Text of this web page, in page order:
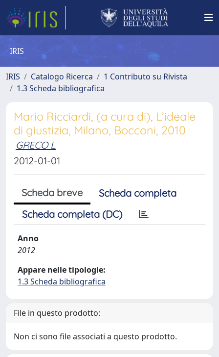
IRIS
IRIS Catalogo Ricerca
1 Contributo su Rivista
1.3 Scheda bibliografica
Mario Ricciardi, (a cura di), L’ideale
di giustizia, Milano, Bocconi, 2010
GRECO L
2012-01-01
Scheda breve
Scheda completa
Scheda completa (DC)
Anno
2012
Appare nelle tipologie:
1.3 Scheda bibliografica
File in questo prodotto:
Non ci sono file associati a questo prodotto.